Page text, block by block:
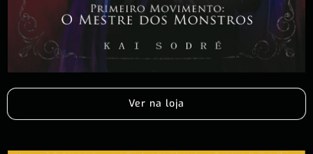
Ver na loja